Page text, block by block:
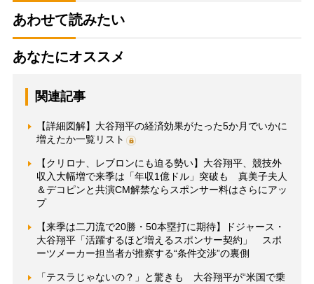
あわせて読みたい
あなたにオススメ
関連記事
【詳細図解】大谷翔平の経済効果がたった5か月でいかに
増えたか一覧リスト
【クリロナ、レブロンにも迫る勢い】大谷翔平、競技外
収入大幅増で来季は「年収1億ドル」突破も 真美子夫人
＆デコピンと共演CM解禁ならスポンサー料はさらにアッ
プ
【来季は二刀流で20勝・50本塁打に期待】ドジャース・
大谷翔平「活躍するほど増えるスポンサー契約」 スポ
ーツメーカー担当者が推察する“条件交渉”の裏側
「テスラじゃないの？」と驚きも 大谷翔平が“米国で乗